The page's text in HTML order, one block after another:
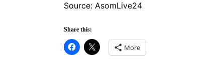
Source: AsomLive24
Share this:
More